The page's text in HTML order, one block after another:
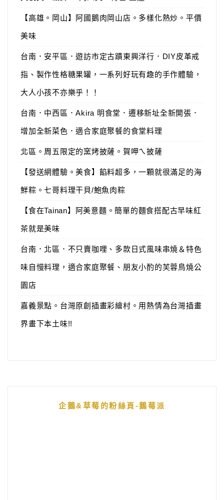
【高雄。岡山】阿國鵝肉岡山店。多樣化熱炒。平價
美味
台南．安平區．遊訪市定古蹟東興洋行．DIY皮革戒
指、製作性格糖果罐，一系列好玩有趣的手作體驗，
大人小孩不亦樂乎！！
台南．中西區．Akira 明食堂．遷移新址全新開張．
增加全新菜色．適合家庭聚餐的食堂料理
北區。周五限定的窯烤披薩。賀呷ㄟ披薩
【發送網體驗。美食】餡料超多，一顆就很滿足的海
鮮粽。七哥料理干貝/鮑魚肉粽
【食在Tainan】阿美意麵。簡單的麵食搭配古早味紅
茶就是美味
台南．北區．不只賣咖哩、多款日式風味串燒＆特色
味自慢料理，適合家庭聚餐、朋友小酌的芙蓉鳥燒公
園店
嘉義景點。台灣原創插畫彩繪村。用熱情為台灣插畫
界畫下本土味!!
企鵝&草莓的粉絲頁-鵝莓派